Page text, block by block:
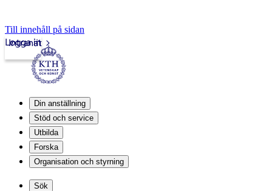
Till innehåll på sidan
Intranät
Logga in
Din anställning
Stöd och service
Utbilda
Forska
Organisation och styrning
Sök